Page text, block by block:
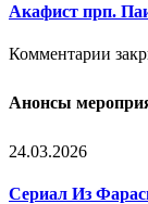
Акафист прп.
Комментарии
Анонсы
24.03.2026
Сериал Из